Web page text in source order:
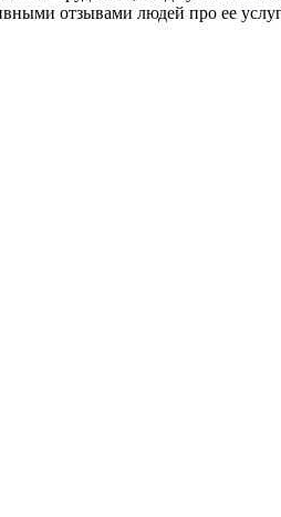
отзывами людей про ее